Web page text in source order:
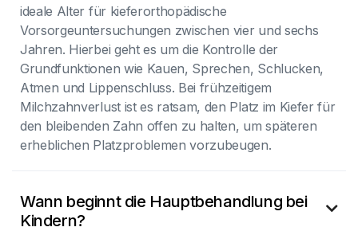
ideale Alter für kieferorthopädische
Vorsorgeuntersuchungen zwischen vier und sechs
Jahren. Hierbei geht es um die Kontrolle der
Grundfunktionen wie Kauen, Sprechen, Schlucken,
Atmen und Lippenschluss. Bei frühzeitigem
Milchzahnverlust ist es ratsam, den Platz im Kiefer für
den bleibenden Zahn offen zu halten, um späteren
erheblichen Platzproblemen vorzubeugen.
Wann beginnt die Hauptbehandlung bei
Kindern?
